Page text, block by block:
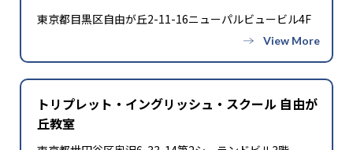
東京都目黒区自由が丘2-11-16ニューパルビュービル4F
トリプレット・イングリッシュ・スクール 自由が
丘教室